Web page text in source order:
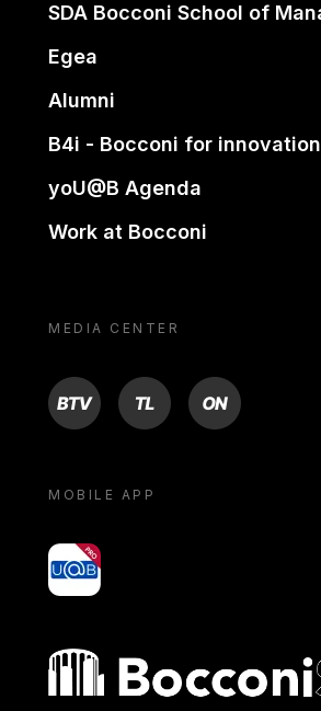
SDA Bocconi School of
Egea
Alumni
B4i - Bocconi for innovation
yoU@B Agenda
Work at Bocconi
MEDIA CENTER
BTV TL ON
MOBILE APP
yoU@B
Bocconi shop